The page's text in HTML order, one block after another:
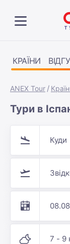
КРАЇНИ
ANEX Tour
Тури в
Куди
7 - 9